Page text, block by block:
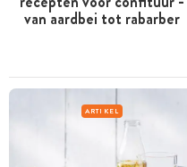
van aardbei tot rabarber
ARTIKEL